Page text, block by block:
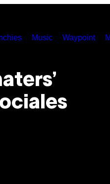
Music Waypoint